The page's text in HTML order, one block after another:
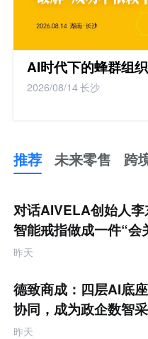
AI时代下的蜂群组
2026/08/14长沙
推荐 未来零售 跨
来
零
售
跨
境
商
产
业
互
联
对话AIVELA创始人
智能戒指做成一件“会
饰品
昨天
德致商成：四层AI底
协同，成为政企数智
服务商
昨天